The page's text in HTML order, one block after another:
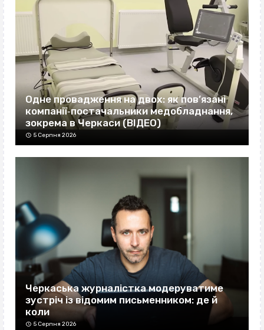
Одне провадження на двох: як пов’язані
компанії‐постачальники медобладнання,
зокрема в Черкаси (ВІДЕО)
5 Серпня 2026
Черкаська журналістка модеруватиме
зустріч із відомим письменником: де й
коли
5 Серпня 2026